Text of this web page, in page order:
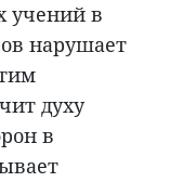
учений в
нарушает
духу
в